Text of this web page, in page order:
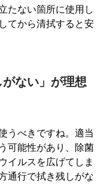
たない箇所に使用し
てから清拭すると安
がない」が理想
うべきですね。適当
可能性があり、除菌
イルスを広げてしま
通行で拭き残しがな